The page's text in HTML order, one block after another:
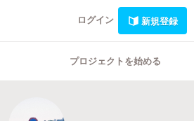
ログイン 新規登録
プロジェクトを始める